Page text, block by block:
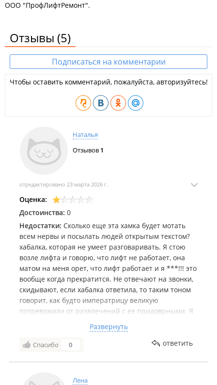
ООО "ПрофЛифтРемонт".
Отзывы (5)
Подписаться на комментарии
Чтобы оставить комментарий, пожалуйста, авторизуйтесь!
Наталья
Отзывов 1
отредактировано 23 марта 2026 г.
Оценка:
Достоинства: 0
Недостатки: Сколько еще эта хамка будет мотать
всем нервы и посылать людей открытым текстом?
хабалка, которая не умеет разговаривать. Я стою
возле лифта и говорю, что лифт не работает, она
матом на меня орет, что лифт работает и я ***!!! это
вообще когда прекратится. Не отвечают на звонки,
скидывают, если хабалка ответила, то таким тоном
говорит, как будто императрицу великую
потревожили от развлечений с ее придоврными. Я
позором, куда еще нужно написать? диспетчеры
хабалки, механики с руками и ***...., когда вас всех
Развернуть
Спасибо 0 ответить
Лена